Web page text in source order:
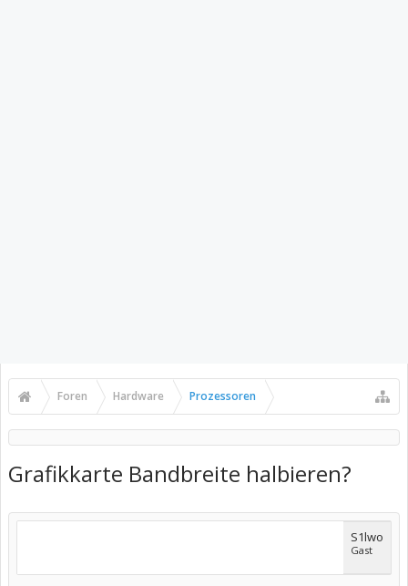
Foren Hardware Prozessoren
Grafikkarte Bandbreite halbieren?
S1lwo
Gast